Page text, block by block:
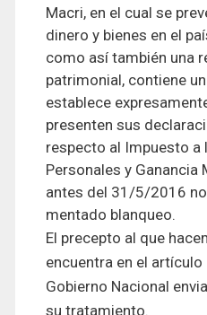
Macri, en el cual se
dinero y bienes en el
como así también una
patrimonial, contiene
establece
presenten sus
respecto al Impuesto a
Personales y Ganancia
antes del 31/5/2016
mentado blanqueo.
El precepto al que
encuentra en el
Gobierno Nacional
su tratamiento.